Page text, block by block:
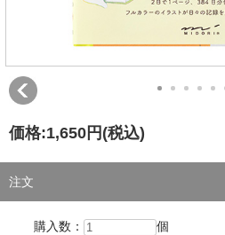
価格:1,650円 (税込)
注文
購入数： 個